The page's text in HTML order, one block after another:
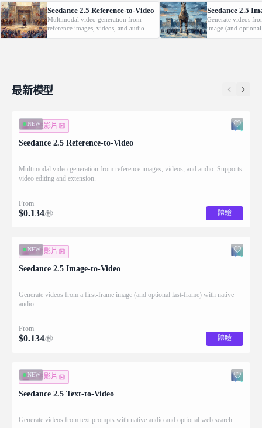
Seedance 2.5 Reference-to-Video
Multimodal video generation from
reference images, videos, and audio.
Supports video editing and extension.
Seedance 2.5
Generate videos
image (and
with native audio.
最新模型
NEW
圖生影片
Seedance 2.5 Reference-to-Video
Multimodal video generation from reference images, videos, and audio. Supports
video editing and extension.
From
$0.134/秒 體驗
NEW
圖生影片
Seedance 2.5 Image-to-Video
Generate videos from a first-frame image (and optional last-frame) with native
audio.
From
$0.134/秒 體驗
NEW
文生影片
Seedance 2.5 Text-to-Video
Generate videos from text prompts with native audio and optional web search.